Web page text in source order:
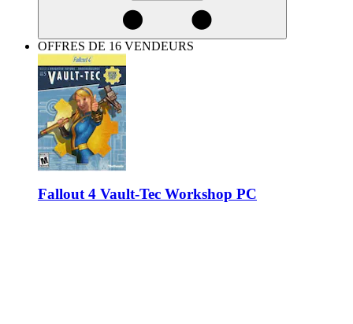
OFFRES DE 16 VENDEURS
Fallout 4 Vault-Tec Workshop PC